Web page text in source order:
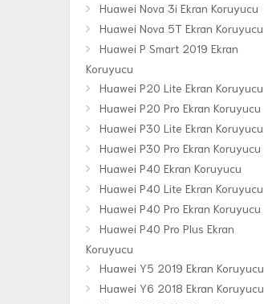
Huawei Nova 3i Ekran Koruyucu
Huawei Nova 5T Ekran Koruyucu
Huawei P Smart 2019 Ekran
Koruyucu
Huawei P20 Lite Ekran Koruyucu
Huawei P20 Pro Ekran Koruyucu
Huawei P30 Lite Ekran Koruyucu
Huawei P30 Pro Ekran Koruyucu
Huawei P40 Ekran Koruyucu
Huawei P40 Lite Ekran Koruyucu
Huawei P40 Pro Ekran Koruyucu
Huawei P40 Pro Plus Ekran
Koruyucu
Huawei Y5 2019 Ekran Koruyucu
Huawei Y6 2018 Ekran Koruyucu